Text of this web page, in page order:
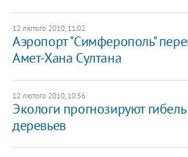
12 лютого 2010, 11:02
Аэропорт "Симферополь"
Амет-Хана Султана
12 лютого 2010, 10:56
Экологи прогнозируют
деревьев